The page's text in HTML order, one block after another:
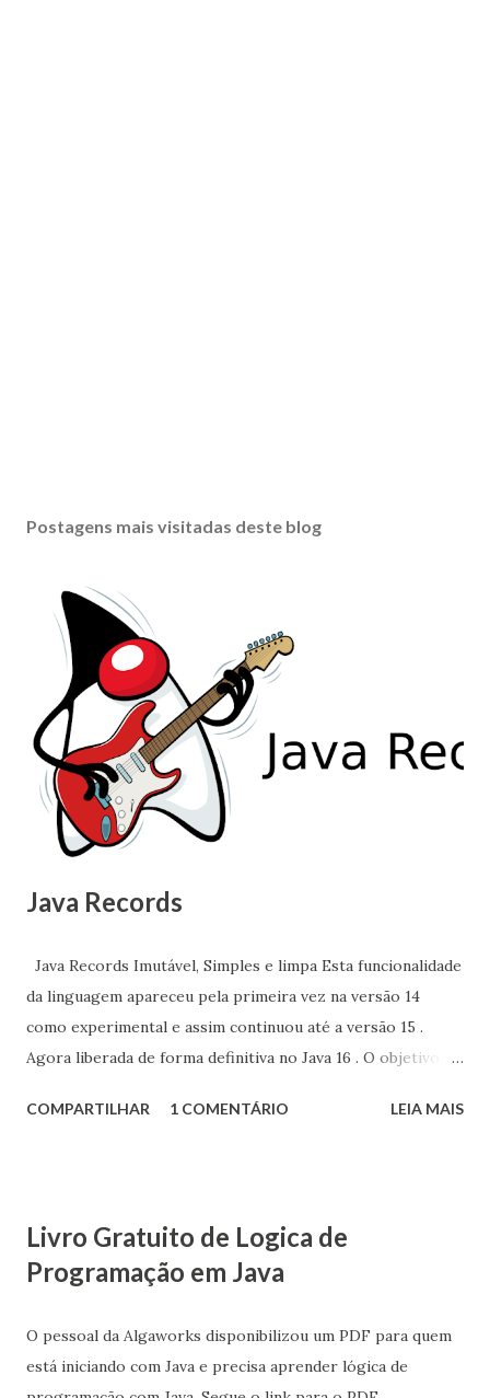
Postagens mais visitadas deste blog
Java Records
Java Records Imutável, Simples e limpa Esta funcionalidade
da linguagem apareceu pela primeira vez na versão 14
como experimental e assim continuou até a versão 15 .
Agora liberada de forma definitiva no Java 16 . O objetivo é
transparentes de dados imutáveis. Os registros podem ser
portadores transparentes para dados imutáveis
superficiais visando reduzir significamente o detalhamento
manutenção do código. Vamos seguir um exemplo de uma
classe chamada Pessoa . O primeiro exemplo vamos utilizar
COMPARTILHAR 1 COMENTÁRIO LEIA MAIS
Livro Gratuito de Logica de
Programação em Java
O pessoal da Algaworks disponibilizou um PDF para quem
está iniciando com Java e precisa aprender lógica de